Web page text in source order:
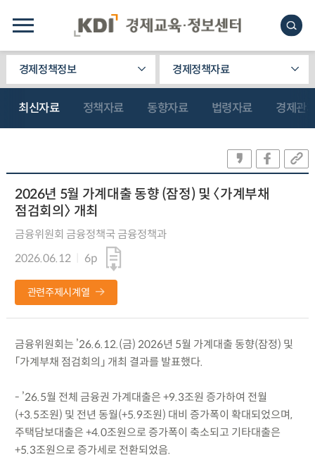
경제정책정보 경제정책자료
최신자료 정책자료 동향자료 법령자료 경제관
2026년 5월 가계대출 동향 (잠정) 및 〈가계부채
점검회의〉 개최
금융위원회 금융정책국 금융정책과
2026.06.12
6p
관련주제시계열
금융위원회는 ’26.6.12.(금) 2026년 5월 가계대출 동향(잠정) 및
「가계부채 점검회의」 개최 결과를 발표했다.
- ’26.5월 전체 금융권 가계대출은 +9.3조원 증가하여 전월
(+3.5조원) 및 전년 동월(+5.9조원) 대비 증가폭이 확대되었으며,
주택담보대출은 +4.0조원으로 증가폭이 축소되고 기타대출은
+5.3조원으로 증가세로 전환되었음.